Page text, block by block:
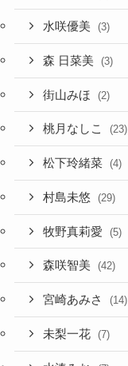
水咲優美 (3)
森 日菜美 (3)
街山みほ (2)
桃月なしこ (23)
松下玲緒菜 (4)
村島未悠 (29)
牧野真莉愛 (5)
森咲智美 (42)
宮崎あみさ (14)
未梨一花 (7)